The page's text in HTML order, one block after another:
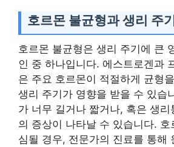
호르몬 불균형과 생리 주
호르몬 불균형은 생리 주기에 큰
인 중 하나입니다. 에스트로겐과
은 주요 호르몬이 적절하게 균형
생리 주기가 영향을 받을 수 있습
가 너무 길거나 짧거나, 혹은 생리
의 증상이 나타날 수 있습니다. 호
심될 경우, 전문가의 진료를 통해